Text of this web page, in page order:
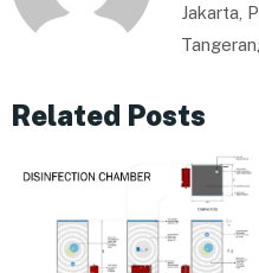
Jakarta,
Related Posts